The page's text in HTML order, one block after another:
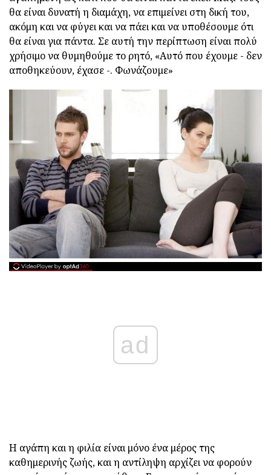
θα είναι δυνατή η διαμάχη, να επιμείνει στη δική του,
ακόμη και να φύγει και να πάει και να υποθέσουμε ότι
θα είναι για πάντα. Σε αυτή την περίπτωση είναι πολύ
χρήσιμο να θυμηθούμε το ρητό, «Αυτό που έχουμε - δεν
αποθηκεύουν, έχασε -. Φωνάζουμε»
ad
Η αγάπη και η φιλία είναι μόνο ένα μέρος της
καθημερινής ζωής, και η αντίληψη αρχίζει να φορούν